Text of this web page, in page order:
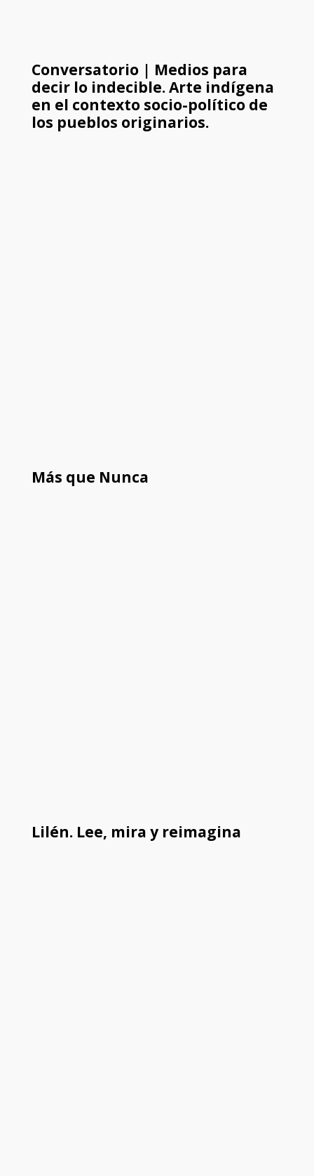
Conversatorio | Medios para
decir lo indecible. Arte indígena
en el contexto socio-político de
los pueblos originarios.
Más que Nunca
Lilén. Lee, mira y reimagina